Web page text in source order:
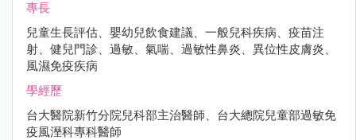
專長
兒童生長評估、嬰幼兒飲食建議、一般兒科疾病、疫苗注
射、健兒門診、過敏、氣喘、過敏性鼻炎、異位性皮膚炎、
風濕免疫疾病
學經歷
台大醫院新竹分院兒科部主治醫師、台大總院兒童部過敏免
疫風溼科專科醫師